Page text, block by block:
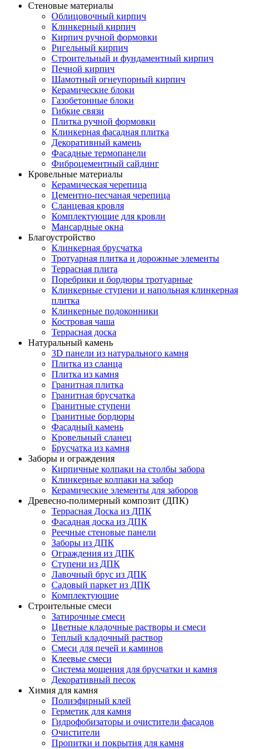
Стеновые материалы
Облицовочный кирпич
Клинкерный кирпич
Кирпич ручной формовки
Ригельный кирпич
Строительный и фундаментный кирпич
Печной кирпич
Шамотный огнеупорный кирпич
Керамические блоки
Газобетонные блоки
Гибкие связи
Плитка ручной формовки
Клинкерная фасадная плитка
Декоративный камень
Фасадные термопанели
Фиброцементный сайдинг
Кровельные материалы
Керамическая черепица
Цементно-песчаная черепица
Сланцевая кровля
Комплектующие для кровли
Мансардные окна
Благоустройство
Клинкерная брусчатка
Тротуарная плитка и дорожные элементы
Террасная плита
Поребрики и бордюры тротуарные
Клинкерные ступени и напольная клинкерная
плитка
Клинкерные подоконники
Костровая чаша
Террасная доска
Натуральный камень
3D панели из натурального камня
Плитка из сланца
Плитка из камня
Гранитная плитка
Гранитная брусчатка
Гранитные ступени
Гранитные бордюры
Фасадный камень
Кровельный сланец
Брусчатка из камня
Заборы и ограждения
Кирпичные колпаки на столбы забора
Клинкерные колпаки на забор
Керамические элементы для заборов
Древесно-полимерный композит (ДПК)
Террасная Доска из ДПК
Фасадная доска из ДПК
Реечные стеновые панели
Заборы из ДПК
Ограждения из ДПК
Ступени из ДПК
Лавочный брус из ДПК
Садовый паркет из ДПК
Комплектующие
Строительные смеси
Затирочные смеси
Цветные кладочные растворы и смеси
Теплый кладочный раствор
Смеси для печей и каминов
Клеевые смеси
Система мощения для брусчатки и камня
Декоративный песок
Химия для камня
Полиэфирный клей
Герметик для камня
Гидрофобизаторы и очистители фасадов
Очистители
Пропитки и покрытия для камня